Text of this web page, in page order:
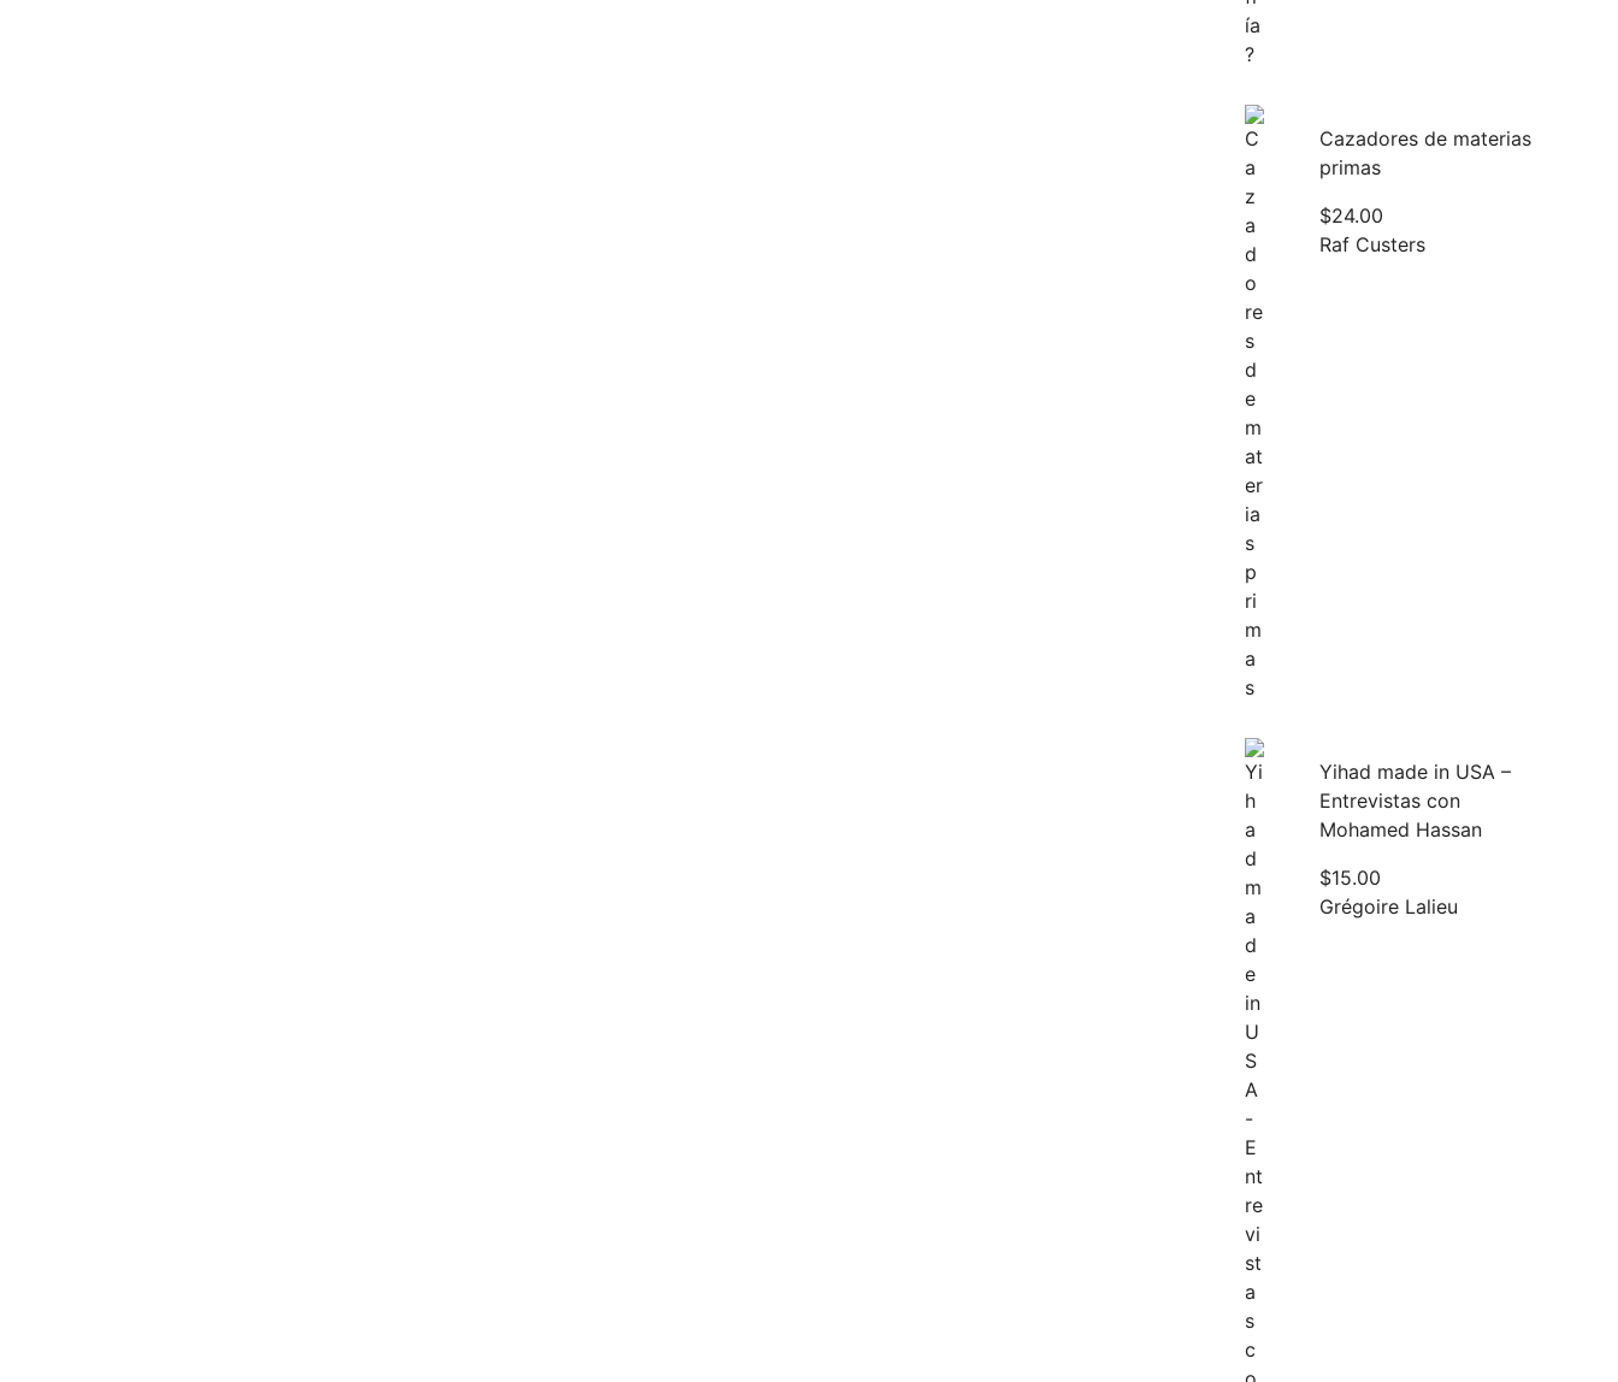
Cazadores de materias
primas
$24.00
Raf Custers
Yihad made in USA –
Entrevistas con
Mohamed Hassan
$15.00
Grégoire Lalieu